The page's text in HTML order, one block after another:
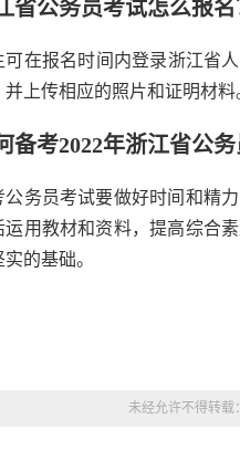
省公务员考试怎么报名
可在报名时间内登录浙江省
并上传相应的照片和证明材
备考2022年浙江省公务
公务员考试要做好时间和精
运用教材和资料，提高综合
的基础。
未经允许不得转载：